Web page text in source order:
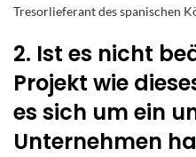
Tresorlieferant des spanischen
2. Ist es nicht
Projekt wie
es sich um ein
Unternehmen